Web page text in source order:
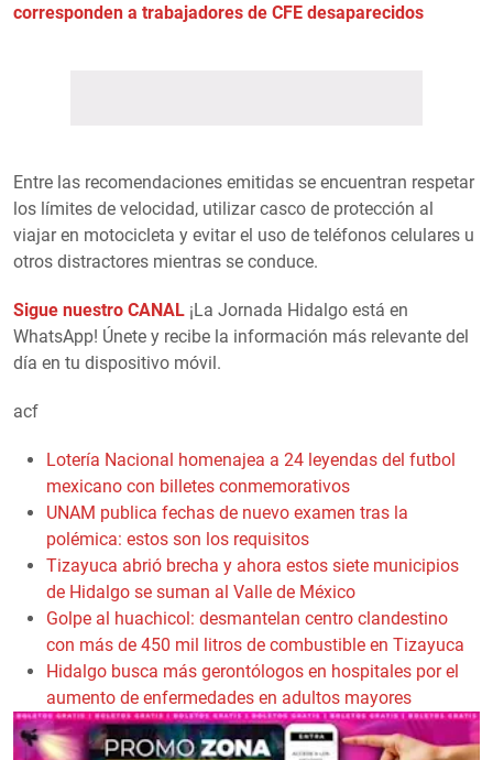
corresponden a trabajadores de CFE desaparecidos
Entre las recomendaciones emitidas se encuentran respetar
los límites de velocidad, utilizar casco de protección al
viajar en motocicleta y evitar el uso de teléfonos celulares u
otros distractores mientras se conduce.
Sigue nuestro CANAL ¡La Jornada Hidalgo está en
WhatsApp! Únete y recibe la información más relevante del
día en tu dispositivo móvil.
acf
Lotería Nacional homenajea a 24 leyendas del futbol
mexicano con billetes conmemorativos
UNAM publica fechas de nuevo examen tras la
polémica: estos son los requisitos
Tizayuca abrió brecha y ahora estos siete municipios
de Hidalgo se suman al Valle de México
Golpe al huachicol: desmantelan centro clandestino
con más de 450 mil litros de combustible en Tizayuca
Hidalgo busca más gerontólogos en hospitales por el
aumento de enfermedades en adultos mayores